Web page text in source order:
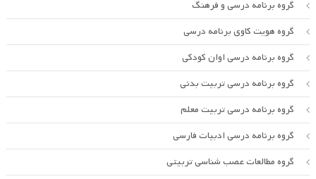
گروه برنامه درسی و فرهنگ
گروه هویت کاوی برنامه درسی
گروه برنامه درسی اوان کودکی
گروه برنامه درسی تربیت بدنی
گروه برنامه درسی تربیت معلم
گروه برنامه درسی ادبیات فارسی
گروه مطالعات عصب شناسی تربیتی